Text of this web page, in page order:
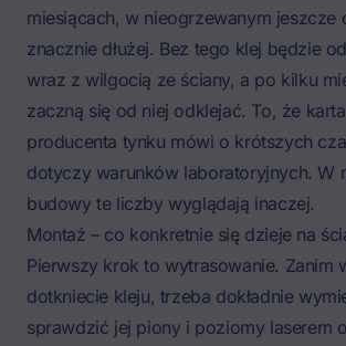
miesiącach, w nieogrzewanym jeszcze
znacznie dłużej. Bez tego klej będzie
wraz z wilgocią ze ściany, a po kilku
zaczną się od niej odklejać. To, że
producenta tynku mówi o krótszych
dotyczy warunków laboratoryjnych. W
budowy te liczby wyglądają inaczej.
Montaż – co konkretnie się dzieje na
Pierwszy krok to wytrasowanie. Zanim
dotkniecie kleju, trzeba dokładnie
sprawdzić jej piony i poziomy laserem